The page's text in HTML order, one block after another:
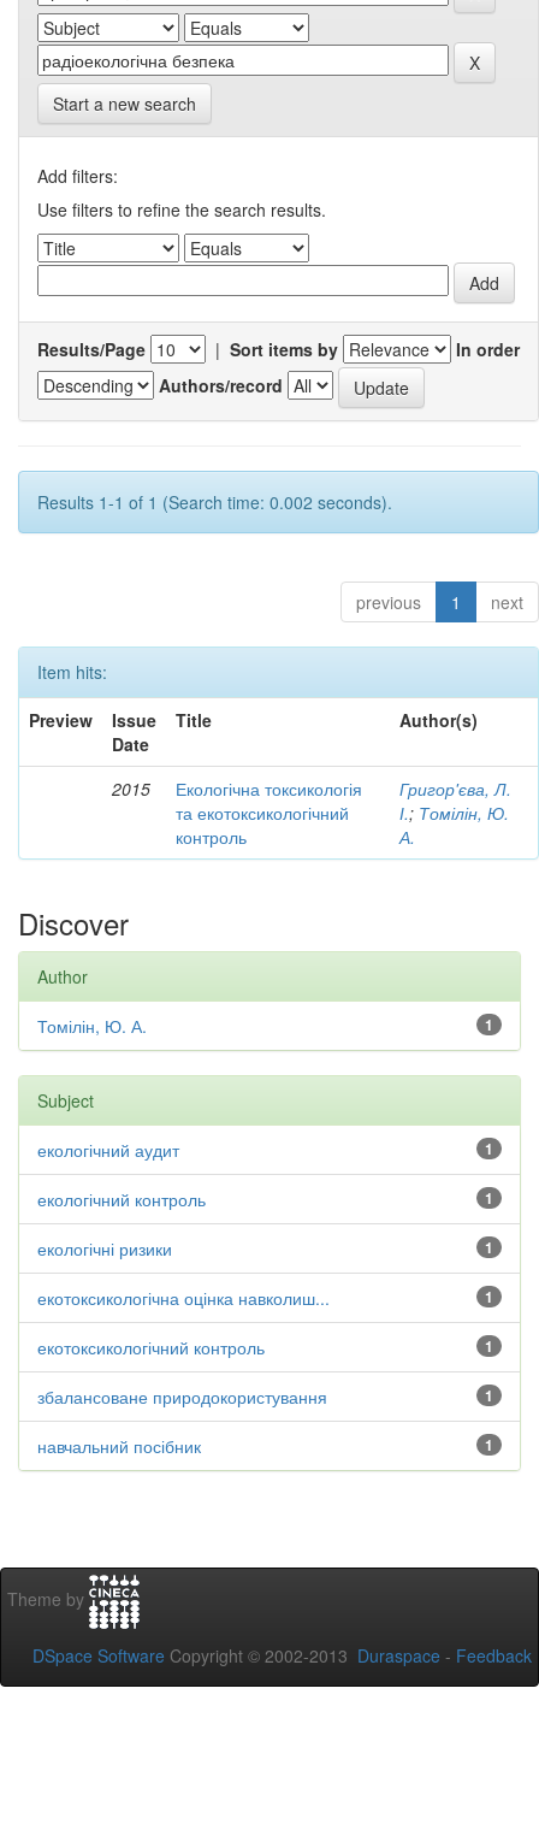
Start a new search
Add filters:
Use filters to refine the search results.
Results/Page | Sort items by
In order
Authors/record
Results 1-1 of 1 (Search time: 0.002 seconds).
previous 1 next
Item hits:
Preview
Issue
Date
Title Author(s)
2015
Екологічна токсикологія
та екотоксикологічний
контроль
Григор'єва, Л.
І.; Томілін, Ю.
А.
Discover
Author
1
Томілін, Ю. А.
Subject
1
екологічний аудит
1
екологічний контроль
1
екологічні ризики
1
екотоксикологічна оцінка навколиш...
1
екотоксикологічний контроль
1
збалансоване природокористування
1
навчальний посібник
Theme by
DSpace Software Copyright © 2002-2013 Duraspace - Feedback